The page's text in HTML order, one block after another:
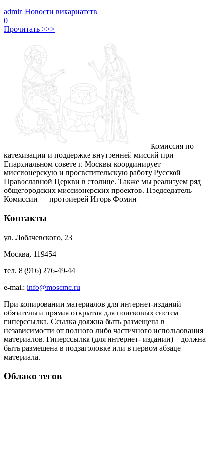
admin Новости викариатств
0
Прочитать >>>
Комиссия по
катехизации и поддержке внутренней миссий при
Епархиальном совете г. Москвы координирует
миссионерскую и просветительскую работу Русской
Православной Церкви в столице. Также мы реализуем ряд
общегородских миссионерских проектов. Председатель
Комиссии — протоиерей Игорь Фомин
Контакты
ул. Лобачевского, 23
Москва, 119454
тел. 8 (916) 276-49-44
e-mail: info@moscmc.ru
При копировании материалов для интернет-изданий –
обязательна прямая открытая для поисковых систем
гиперссылка. Ссылка должна быть размещена в
независимости от полного либо частичного использования
материалов. Гиперссылка (для интернет- изданий) – должна
быть размещена в подзаголовке или в первом абзаце
материала.
Облако тегов